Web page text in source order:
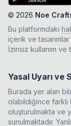
© 2026 Noe
Bu platformdaki
içerik ve
İzinsiz kullanım ve
Yasal Uyarı ve
Burada yer alan
olabildiğince
oluşturulmakta ve
sunulmaktadır.